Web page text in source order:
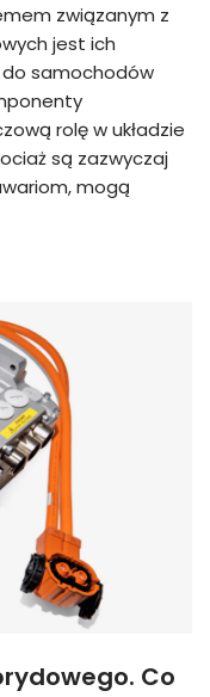
związanym z
jest ich
do samochodów
rolę w układzie
są zazwyczaj
mogą
Co